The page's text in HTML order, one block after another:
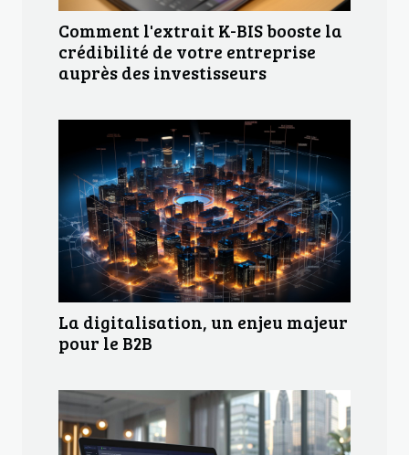
Comment l'extrait K-BIS booste la
crédibilité de votre entreprise
auprès des investisseurs
La digitalisation, un enjeu majeur
pour le B2B